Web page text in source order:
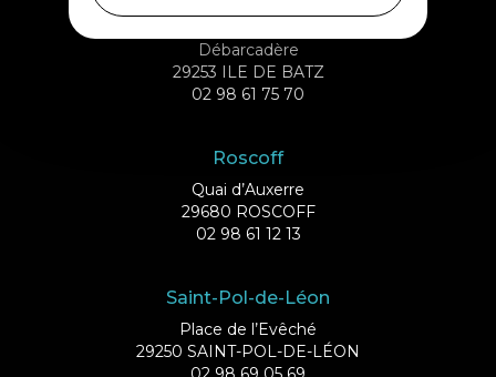
Ile de Batz
Débarcadère
29253 ILE DE BATZ
02 98 61 75 70
Roscoff
Quai d’Auxerre
29680 ROSCOFF
02 98 61 12 13
Saint-Pol-de-Léon
Place de l’Evêché
29250 SAINT-POL-DE-LÉON